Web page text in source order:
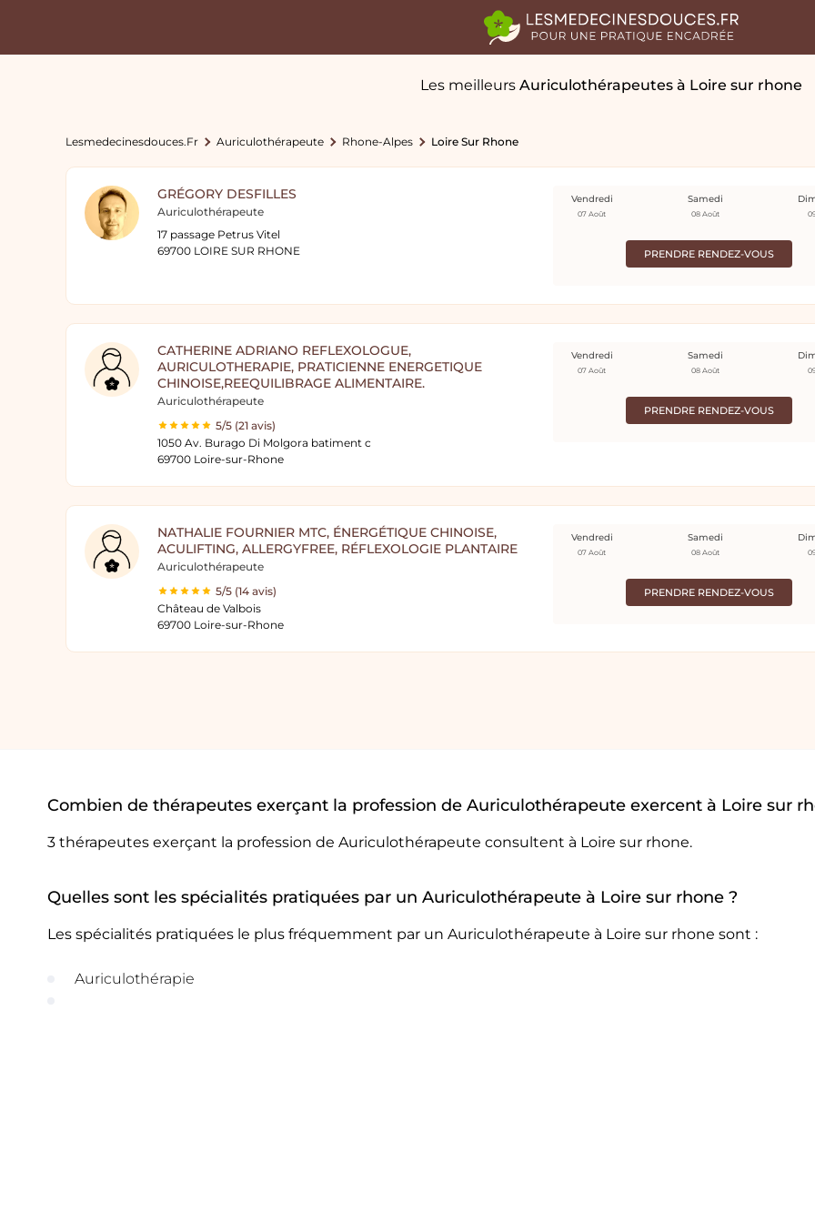
Les meilleurs Auriculothérapeutes à Loire sur rhone
Lesmedecinesdouces.fr Auriculothérapeute Rhone-Alpes Loire Sur Rhone
GRÉGORY DESFILLES
Auriculothérapeute
17 passage Petrus Vitel
69700 LOIRE SUR RHONE
PRENDRE RENDEZ-VOUS
Vendredi
07 Août
Samedi
08 Août
CATHERINE ADRIANO REFLEXOLOGUE,
AURICULOTHERAPIE, PRATICIENNE ENERGETIQUE
CHINOISE,REEQUILIBRAGE ALIMENTAIRE.
Auriculothérapeute
5/5 (21 avis)
1050 Av. Burago Di Molgora batiment c
69700 Loire-sur-Rhone
PRENDRE RENDEZ-VOUS
Vendredi
07 Août
Samedi
08 Août
NATHALIE FOURNIER MTC, ÉNERGÉTIQUE CHINOISE,
ACULIFTING, ALLERGYFREE, RÉFLEXOLOGIE PLANTAIRE
Auriculothérapeute
5/5 (14 avis)
Château de Valbois
69700 Loire-sur-Rhone
PRENDRE RENDEZ-VOUS
Vendredi
07 Août
Samedi
08 Août
Combien de thérapeutes exerçant la profession de Auriculothérapeute exercent à Loire sur
3 thérapeutes exerçant la profession de Auriculothérapeute consultent à Loire sur rhone.
Quelles sont les spécialités pratiquées par un Auriculothérapeute à Loire sur rhone ?
Les spécialités pratiquées le plus fréquemment par un Auriculothérapeute à Loire sur rhone sont :
Auriculothérapie